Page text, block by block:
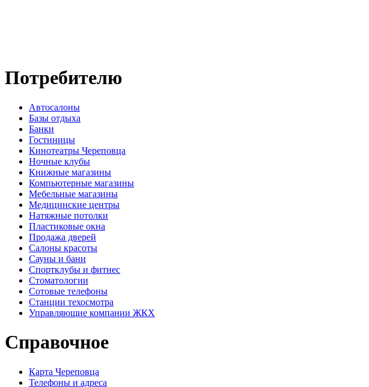
Потребителю
Автосалоны
Базы отдыха
Банки
Гостиницы
Кинотеатры Череповца
Ночные клубы
Книжные магазины
Компьютерные магазины
Мебельные магазины
Медицинские центры
Натяжные потолки
Пластиковые окна
Продажа дверей
Салоны красоты
Сауны и бани
Спортклубы и фитнес
Стоматологии
Сотовые телефоны
Станции техосмотра
Управляющие компании ЖКХ
Справочное
Карта Череповца
Телефоны и адреса